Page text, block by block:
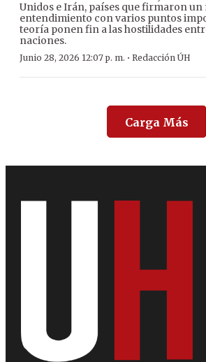
Unidos e Irán, países que firmaron
entendimiento con varios puntos
teoría ponen fin a las hostilidades
naciones.
Junio 28, 2026 12:07 p. m. · Redacción ÚH
Carga Más